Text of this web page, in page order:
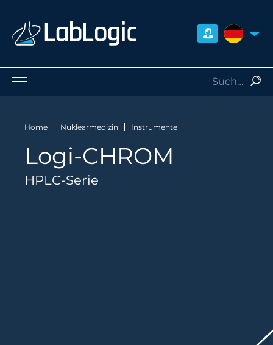
Nuklearmedizin
Dienstleistungen
Kontakt
Home Nuklearmedizin Instrumente
Logi-CHROM
HPLC-Serie